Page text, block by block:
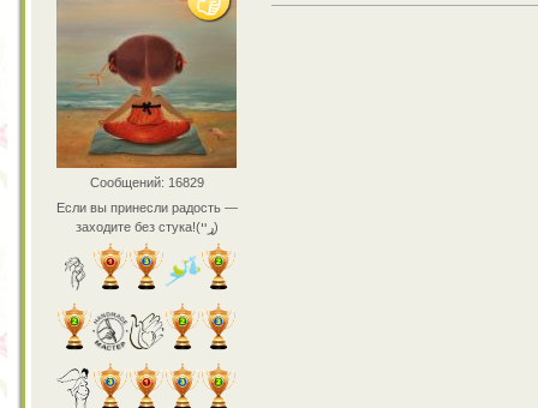
Сообщений: 16829
Если вы принесли радость —
заходите без стука!(ړײ)